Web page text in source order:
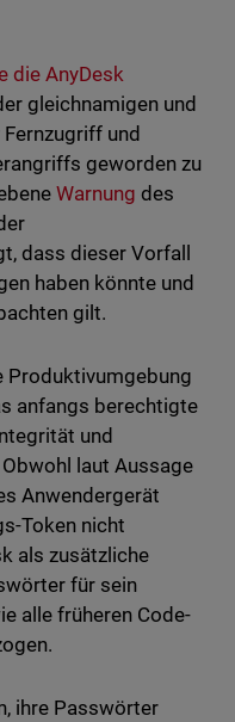
Reddit
die AnyDesk
gleichnamigen und
und
geworden zu
Warnung des
dass dieser Vorfall
haben könnte und
gilt.
Produktivumgebung
anfangs berechtigte
und
laut Aussage
Anwendergerät
Token nicht
als zusätzliche
für sein
alle früheren Code-
ihre Passwörter